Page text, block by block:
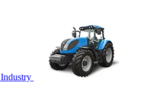
Industry